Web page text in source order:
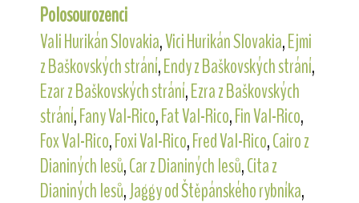
Polosourozenci
Vali Hurikán Slovakia,Vici Hurikán Slovakia,Ejmi
z Baškovských strání,Endy z Baškovských strání,
Ezar z Baškovských strání,Ezra z Baškovských
strání,Fany Val-Rico,Fat Val-Rico,Fin Val-Rico,
Fox Val-Rico,Foxi Val-Rico,Fred Val-Rico,Cairo z
Dianiných lesů,Car z Dianiných lesů,Cita z
Dianiných lesů,Jaggy od Štěpánského rybníka,